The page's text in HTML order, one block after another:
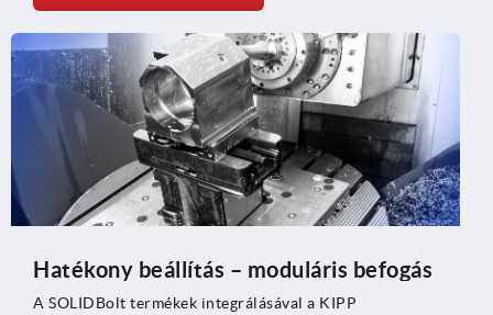
Hatékony beállítás – moduláris befogás
A SOLIDBolt termékek integrálásával a KIPP